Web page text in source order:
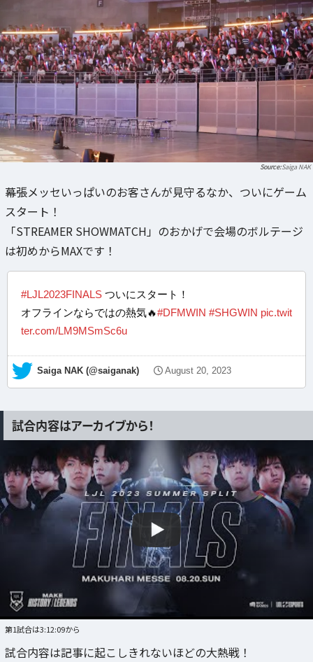
Saiga NAK
幕張メッセいっぱいのお客さんが見守るなか、ついにゲーム
スタート！
「STREAMER SHOWMATCH」のおかげで会場のボルテージ
は初めからMAXです！
#LJL2023FINALS ついにスタート！
オフラインならではの熱気🔥#DFMWIN #SHGWIN pic.twit
ter.com/LM9MSmSc6u
— Saiga NAK (@saiganak) August 20, 2023
試合内容はアーカイブから！
第1試合は3:12:09から
試合内容は記事に起こしきれないほどの大熱戦！